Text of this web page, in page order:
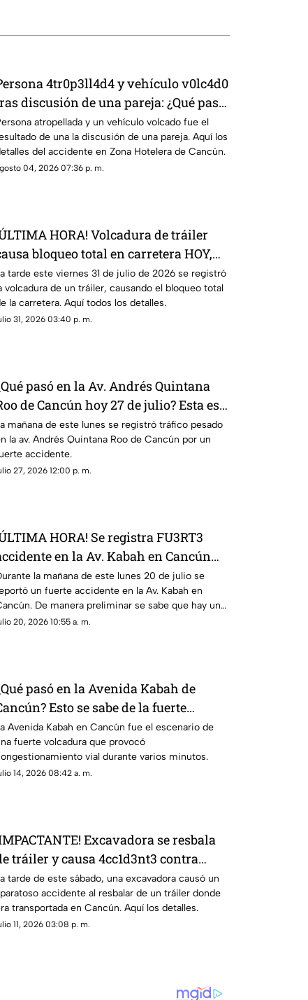
4tr0p3ll4d4 y vehículo v0lc4d0
discusión de una pareja: ¿Qué pasó
la Zona Hotelera de Cancún HOY, 4
agosto de 2026?
atropellada y un vehículo volcado fue el
de una la discusión de una pareja. Aquí los
del accidente en Zona Hotelera de Cancún.
04, 2026 07:36 p. m.
HORA! Volcadura de tráiler
bloqueo total en carretera HOY,
31 de julio de 2026; ¿dónde y a
altura ocurrió?
tarde este viernes 31 de julio de 2026 se registró
volcadura de un tráiler, causando el bloqueo total
la carretera. Aquí todos los detalles.
31, 2026 03:40 p. m.
pasó en la Av. Andrés Quintana
de Cancún hoy 27 de julio? Esta es
razón del tráfico hoy
mañana de este lunes se registró tráfico pesado
la av. Andrés Quintana Roo de Cancún por un
accidente.
27, 2026 12:00 p. m.
HORA! Se registra FU3RT3
en la Av. Kabah en Cancún
20 de julio; hay lesionados
la mañana de este lunes 20 de julio se
un fuerte accidente en la Av. Kabah en
De manera preliminar se sabe que hay una
lesionada.
20, 2026 10:55 a. m.
pasó en la Avenida Kabah de
Esto se sabe de la fuerte
provocada por un auto de
Avenida Kabah en Cancún fue el escenario de
fuerte volcadura que provocó
vial durante varios minutos.
14, 2026 08:42 a. m.
Excavadora se resbala
tráiler y causa 4cc1d3nt3 contra
en la Av. López Portillo en
tarde de este sábado, una excavadora causó un
accidente al resbalar de un tráiler donde
transportada en Cancún. Aquí los detalles.
11, 2026 03:08 p. m.